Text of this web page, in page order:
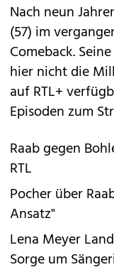
Nach neun
(57) im
Comeback.
hier nicht die
auf RTL+
Episoden zum
Raab gegen
RTL
Pocher über
Ansatz"
Lena Meyer
Sorge um